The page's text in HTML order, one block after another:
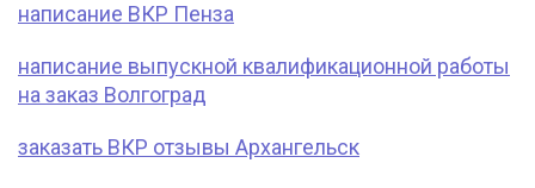
написание ВКР Пенза
написание выпускной квалификационной работы
на заказ Волгоград
заказать ВКР отзывы Архангельск